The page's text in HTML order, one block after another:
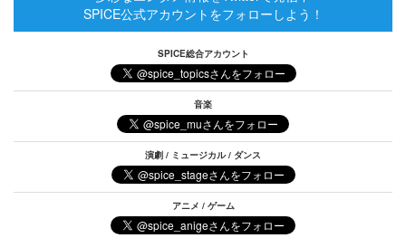
SPICE公式アカウントをフォローしよう！
SPICE総合アカウント
音楽
演劇 / ミュージカル / ダンス
アニメ / ゲーム